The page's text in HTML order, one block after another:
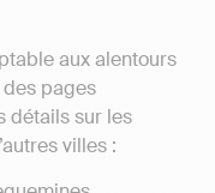
aux alentours
pages
détails sur les
villes :